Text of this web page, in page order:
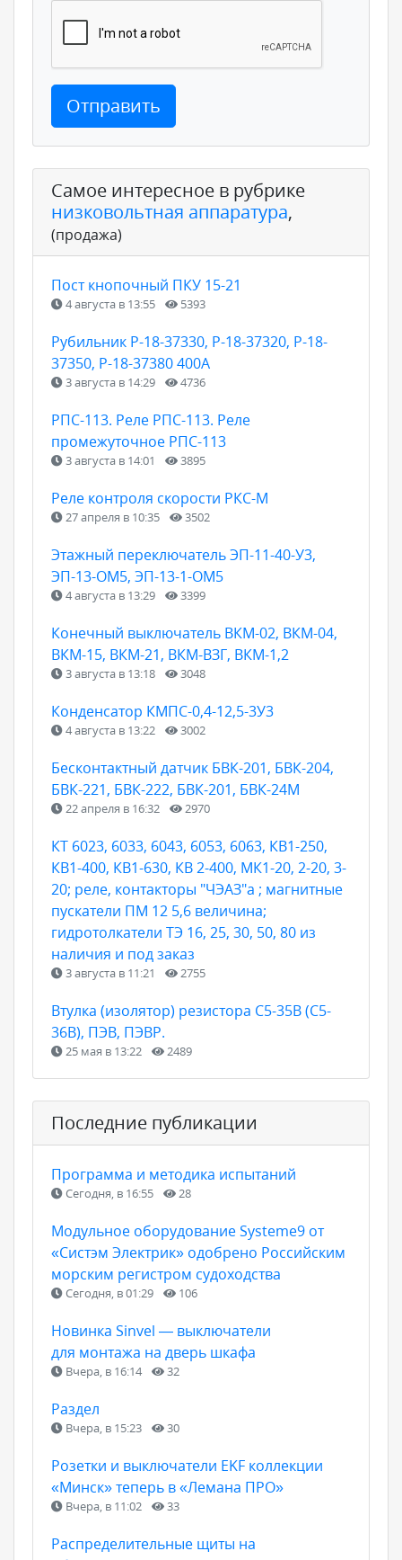
Отправить
Самое интересное в рубрике
низковольтная аппаратура,
(продажа)
Пост кнопочный ПКУ 15-21
4 августа в 13:55 5393
Рубильник Р-18-37330, Р-18-37320, Р-18-
37350, Р-18-37380 400А
3 августа в 14:29 4736
РПС-113. Реле РПС-113. Реле
промежуточное РПС-113
3 августа в 14:01 3895
Реле контроля скорости РКС-М
27 апреля в 10:35 3502
Этажный переключатель ЭП-11-40-У3,
ЭП-13-ОМ5, ЭП-13-1-ОМ5
4 августа в 13:29 3399
Конечный выключатель ВКМ-02, ВКМ-04,
ВКМ-15, ВКМ-21, ВКМ-ВЗГ, ВКМ-1,2
3 августа в 13:18 3048
Конденсатор КМПС-0,4-12,5-3У3
4 августа в 13:22 3002
Бесконтактный датчик БВК-201, БВК-204,
БВК-221, БВК-222, БВК-201, БВК-24М
22 апреля в 16:32 2970
КТ 6023, 6033, 6043, 6053, 6063, КВ1-250,
КВ1-400, КВ1-630, КВ 2-400, МК1-20, 2-20, 3-
20; реле, контакторы "ЧЭАЗ"а ; магнитные
пускатели ПМ 12 5,6 величина;
гидротолкатели ТЭ 16, 25, 30, 50, 80 из
наличия и под заказ
3 августа в 11:21 2755
Втулка (изолятор) резистора С5-35В (С5-
36В), ПЭВ, ПЭВР.
25 мая в 13:22 2489
Последние публикации
Программа и методика испытаний
Сегодня, в 16:55 28
Модульное оборудование Systeme9 от
«Систэм Электрик» одобрено Российским
морским регистром судоходства
Сегодня, в 01:29 106
Новинка Sinvel — выключатели
для монтажа на дверь шкафа
Вчера, в 16:14 32
Раздел
Вчера, в 15:23 30
Розетки и выключатели EKF коллекции
«Минск» теперь в «Лемана ПРО»
Вчера, в 11:02 33
Распределительные щиты на